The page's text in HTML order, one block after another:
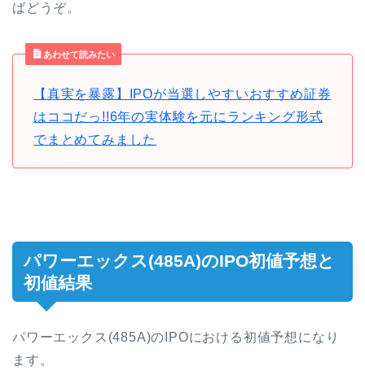
ばどうぞ。
あわせて読みたい
【真実を暴露】IPOが当選しやすいおすすめ証券
はココだっ!!6年の実体験を元にランキング形式
でまとめてみました
パワーエックス(485A)のIPO初値予想と
初値結果
パワーエックス(485A)のIPOにおける初値予想になり
ます。